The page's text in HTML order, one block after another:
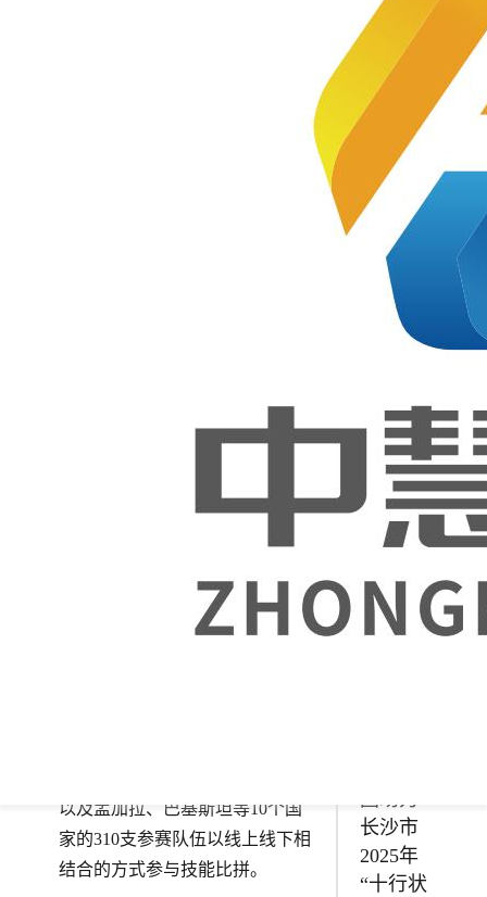
以及孟加拉、巴基斯坦等10个国
家的310支参赛队伍以线上线下相
结合的方式参与技能比拼。
第四届
“舒心传
技”职业
技能大
赛移动
应用开
发赛项
成功举
行！
团助力
沈阳市
第四届
“舒心传
技”职业
技能大
技术赛
项成功
团助力
长沙市
2025年
“十行状